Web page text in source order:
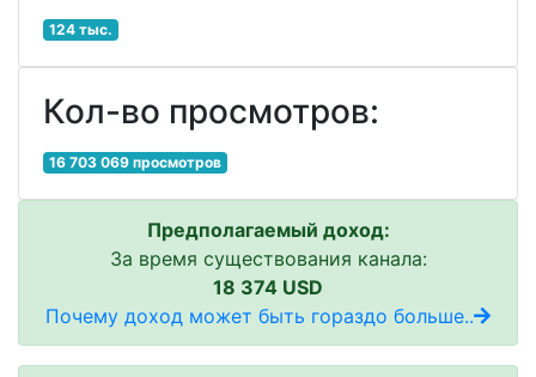
124 тыс.
Кол-во просмотров:
16 703 069 просмотров
Предполагаемый доход:
За время существования канала:
18 374 USD
Почему доход может быть гораздо больше..